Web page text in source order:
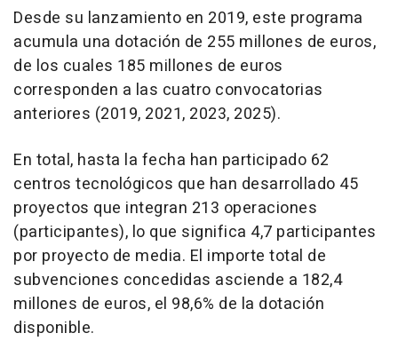
Desde su lanzamiento en 2019, este programa
acumula una dotación de 255 millones de euros,
de los cuales 185 millones de euros
corresponden a las cuatro convocatorias
anteriores (2019, 2021, 2023, 2025).
En total, hasta la fecha han participado 62
centros tecnológicos que han desarrollado 45
proyectos que integran 213 operaciones
(participantes), lo que significa 4,7 participantes
por proyecto de media. El importe total de
subvenciones concedidas asciende a 182,4
millones de euros, el 98,6% de la dotación
disponible.